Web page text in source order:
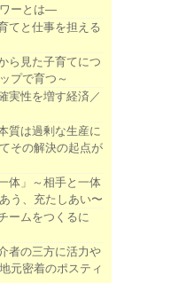
ーとは―
てと仕事を担える
ら見た子育てにつ
プで育つ～
実性を増す経済／
質は過剰な生産に
その解決の起点が
体」～相手と一体
う、充たしあい〜
ームをつくるに
者の三方に活力や
元密着のポスティ